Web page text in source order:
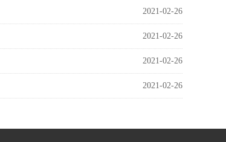
2021-02-26
2021-02-26
2021-02-26
2021-02-26